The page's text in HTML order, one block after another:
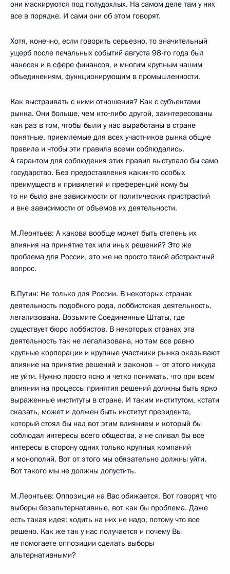
они маскируются под полудохлых. На самом деле там у них
все в порядке. И сами они об этом говорят.
Хотя, конечно, если говорить серьезно, то значительный
ущерб после печальных событий августа 98-го года был
нанесен и в сфере финансов, и многим крупным нашим
объединениям, функционирующим в промышленности.
Как выстраивать с ними отношения? Как с субъектами
рынка. Они больше, чем кто‑либо другой, заинтересованы
как раз в том, чтобы были у нас выработаны в стране
понятные, приемлемые для всех участников рынка общие
правила и чтобы эти правила всеми соблюдались.
А гарантом для соблюдения этих правил выступало бы само
государство. Без предоставления каких‑то особых
преимуществ и привилегий и преференций кому бы
то ни было вне зависимости от политических пристрастий
и вне зависимости от объемов их деятельности.
М.Леонтьев: А какова вообще может быть степень их
влияния на принятие тех или иных решений? Это же
проблема для России, это же не просто такой абстрактный
вопрос.
В.Путин: Не только для России. В некоторых странах
деятельность подобного рода, лоббистская деятельность,
легализована. Возьмите Соединенные Штаты, где
существует бюро лоббистов. В некоторых странах эта
деятельность так не легализована, но там все равно
крупные корпорации и крупные участники рынка оказывают
влияние на принятие решений и законов – от этого никуда
не уйти. Нужно просто ясно и четко понимать, что при всем
влиянии на процессы принятия решений должны быть ярко
выраженные институты в стране. И таким институтом, кстати
сказать, может и должен быть институт президента,
который стоял бы над вот этим влиянием и который бы
соблюдал интересы всего общества, а не сливал бы все
интересы в сторону одних только крупных компаний
и монополий. Вот от этого мы обязательно должны уйти.
Вот такого мы не должны допустить.
М.Леонтьев: Оппозиция на Вас обижается. Вот говорят, что
выборы безальтернативные, вот как бы проблема. Даже
есть такая идея: ходить на них не надо, потому что все
решено. Как же так у нас получается и почему Вы
не помогаете оппозиции сделать выборы
альтернативными?